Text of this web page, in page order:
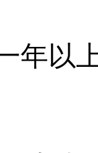
年以